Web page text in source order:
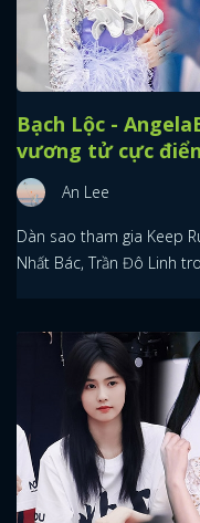
Bạch Lộc -
vương tử cực
An Lee
Dàn sao tham gia Keep
Nhất Bác, Trần Đô Linh